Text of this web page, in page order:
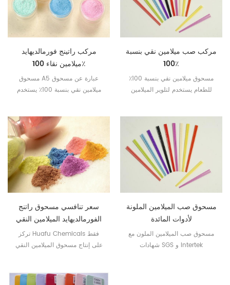
مركب راتينج فورمالديهايد
ميلامين نقاء 100٪
مسحوق A5 عبارة عن مسحوق
ميلامين نقي بنسبة 100٪ يستخدم
مركب صب ميلامين نقي بنسبة
100٪
مسحوق ميلامين نقي بنسبة 100٪
للطعام يستخدم لتلوير الميلامين
سعر تنافسي مسحوق راتنج
الفورمالديهايد الميلامين النقي
تركز Huafu Chemicals فقط
على إنتاج مسحوق الميلامين النقي
مسحوق صب الميلامين الملونة
لأدوات المائدة
مسحوق صب الميلامين الملون مع
شهادات SGS و Intertek